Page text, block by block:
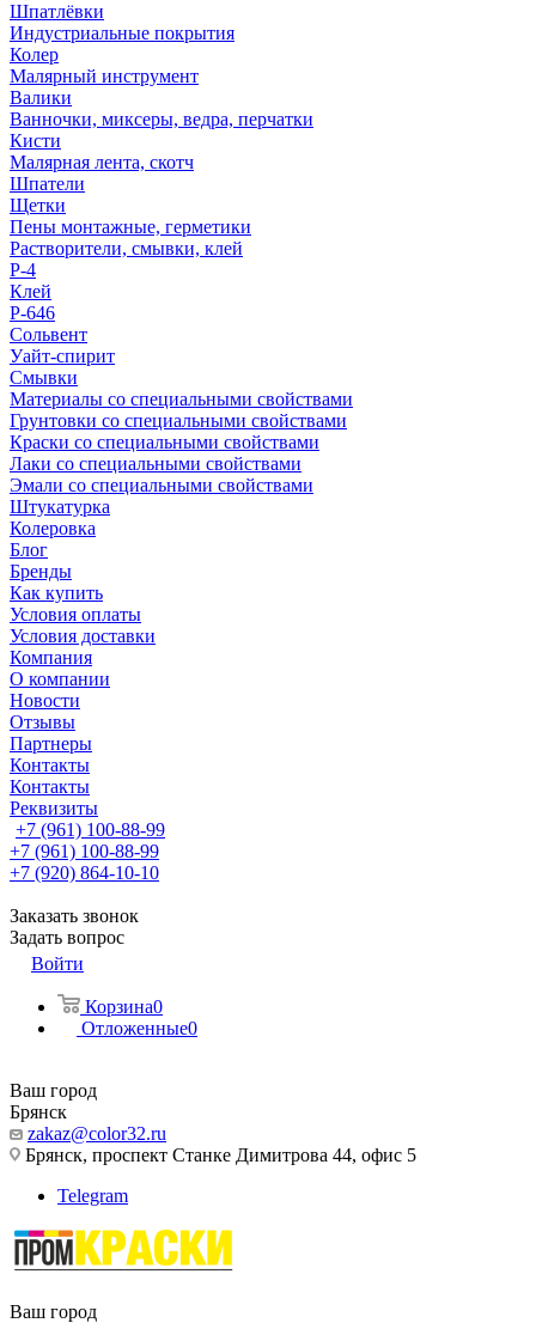
Шпатлёвки
Индустриальные покрытия
Колер
Малярный инструмент
Валики
Ванночки, миксеры, ведра, перчатки
Кисти
Малярная лента, скотч
Шпатели
Щетки
Пены монтажные, герметики
Растворители, смывки, клей
Р-4
Клей
Р-646
Сольвент
Уайт-спирит
Смывки
Материалы со специальными свойствами
Грунтовки со специальными свойствами
Краски со специальными свойствами
Лаки со специальными свойствами
Эмали со специальными свойствами
Штукатурка
Колеровка
Блог
Бренды
Как купить
Условия оплаты
Условия доставки
Компания
О компании
Новости
Отзывы
Партнеры
Контакты
Контакты
Реквизиты
+7 (961) 100-88-99
+7 (961) 100-88-99
+7 (920) 864-10-10
Заказать звонок
Задать вопрос
Войти
Корзина0
Отложенные0
Ваш город
Брянск
zakaz@color32.ru
Брянск, проспект Станке Димитрова 44, офис 5
Telegram
Ваш город